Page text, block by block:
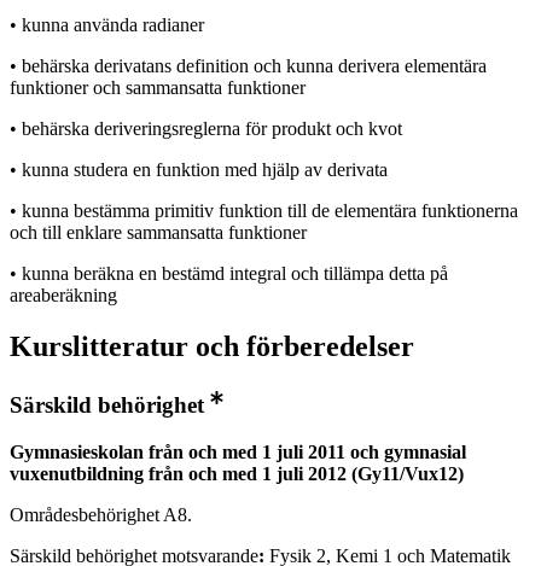
• kunna använda radianer
• behärska derivatans definition och kunna derivera elementära
funktioner och sammansatta funktioner
• behärska deriveringsreglerna för produkt och kvot
• kunna studera en funktion med hjälp av derivata
• kunna bestämma primitiv funktion till de elementära funktionerna
och till enklare sammansatta funktioner
• kunna beräkna en bestämd integral och tillämpa detta på
areaberäkning
Kurslitteratur och förberedelser
Särskild behörighet
Gymnasieskolan från och med 1 juli 2011 och gymnasial
vuxenutbildning från och med 1 juli 2012 (Gy11/Vux12)
Områdesbehörighet A8.
Särskild behörighet motsvarande: Fysik 2, Kemi 1 och Matematik